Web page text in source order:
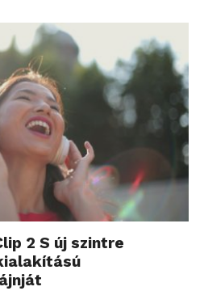
2 S új szintre